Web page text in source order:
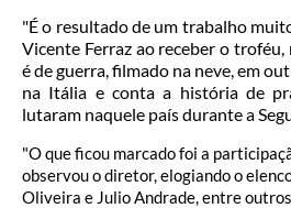
"É o resultado de um trabalho
Vicente Ferraz ao receber o
é de guerra, filmado na neve, em
na Itália e conta a história de
lutaram naquele país durante a
"O que ficou marcado foi a
observou o diretor, elogiando o
Oliveira e Julio Andrade, entre